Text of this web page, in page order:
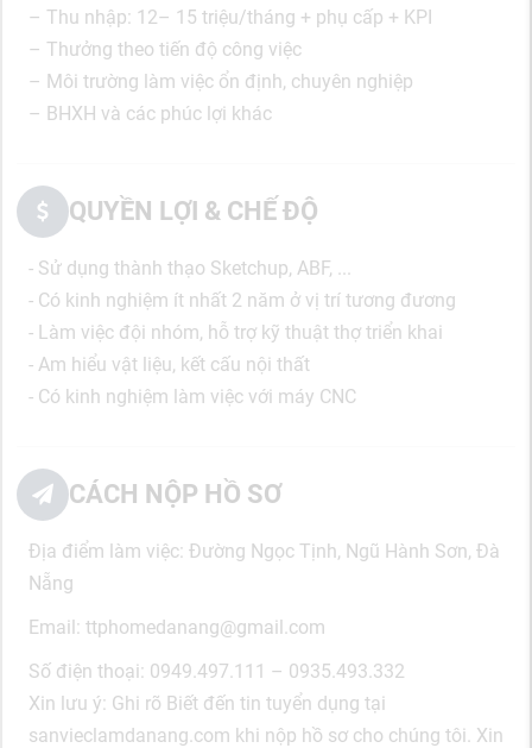
– Thu nhập: 12– 15 triệu/tháng + phụ cấp + KPI
– Thưởng theo tiến độ công việc
– Môi trường làm việc ổn định, chuyên nghiệp
– BHXH và các phúc lợi khác
QUYỀN LỢI & CHẾ ĐỘ
- Sử dụng thành thạo Sketchup, ABF, ...
- Có kinh nghiệm ít nhất 2 năm ở vị trí tương đương
- Làm việc đội nhóm, hỗ trợ kỹ thuật thợ triển khai
- Am hiểu vật liệu, kết cấu nội thất
- Có kinh nghiệm làm việc với máy CNC
CÁCH NỘP HỒ SƠ
Địa điểm làm việc: Đường Ngọc Tịnh, Ngũ Hành Sơn, Đà
Nẵng
Email: ttphomedanang@gmail.com
Số điện thoại: 0949.497.111 – 0935.493.332
Xin lưu ý: Ghi rõ Biết đến tin tuyển dụng tại
sanvieclamdanang.com khi nộp hồ sơ cho chúng tôi. Xin